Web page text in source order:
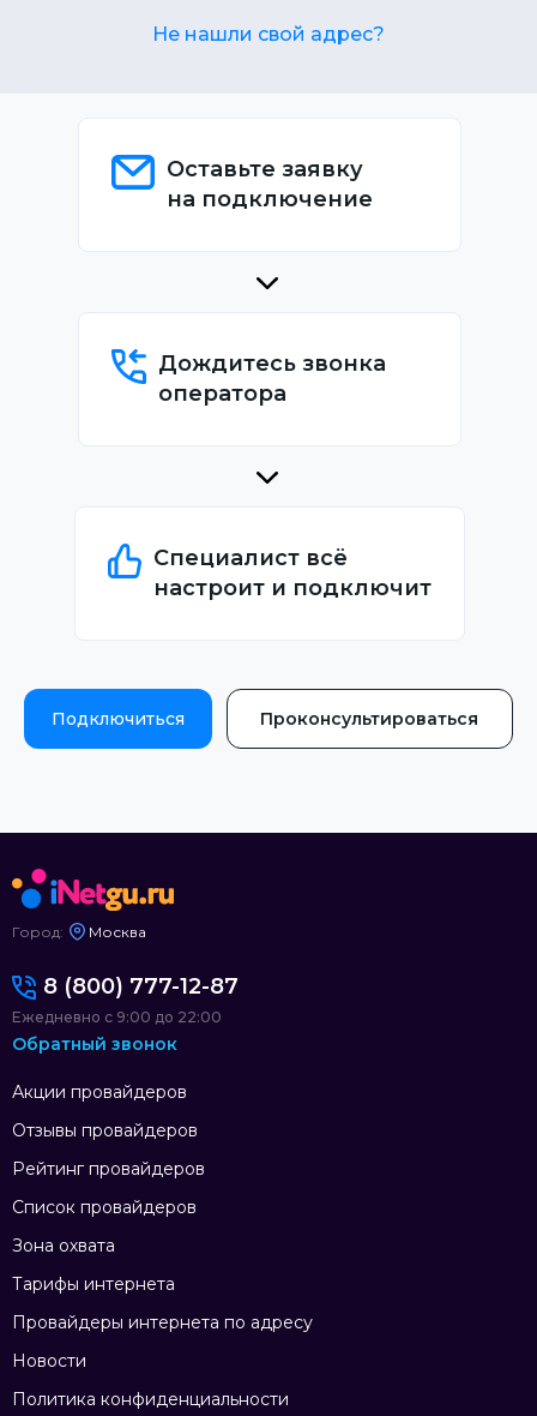
Не нашли свой адрес?
Оставьте заявку
на подключение
Дождитесь звонка
оператора
Специалист всё
настроит и подключит
Подключиться Проконсультироваться
Город: Москва
Акции провайдеров
Отзывы провайдеров
Рейтинг провайдеров
Список провайдеров
Зона охвата
Тарифы интернета
Провайдеры интернета по адресу
Новости
Политика конфиденциальности
8 (800) 777-12-87
Ежедневно с 9:00 до 22:00
Обратный звонок